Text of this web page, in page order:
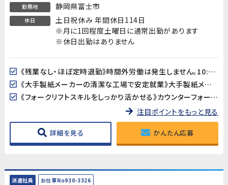
勤務地 静岡県富士市
休日
土日祝休み 年間休日114日
※月に1回程度土曜日に通常出勤があります
※休日出勤はありません
《残業なし・ほぼ定時退勤》時間外労働は発生しません。10:00〜16:00のパート勤務でメリハリよく働けます。家庭やプライベートとの両立がしやすい環境です。
《大手製紙メーカーの清潔な工場で安定就業》大手製紙メーカーの工場でのお仕事です。全体空調完備のきれいな環境で、長期的に安定して働けます。
《フォークリフトスキルをしっかり活かせる》カウンターフォークリフトを使った製品運搬がメインの業務です。取り扱う製品は最大10kg程度で、体への負担も少なめです。
注目ポイントをもっと見る
詳細を見る かんたん応募
派遣社員 お仕事No930-3326